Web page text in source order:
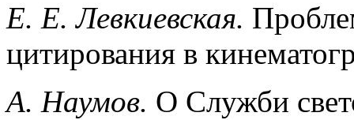
Е. Е. Левкиевская.
цитирования в
A. Наумов. О Служби